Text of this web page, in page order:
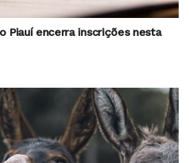
Piauí encerra inscrições nesta